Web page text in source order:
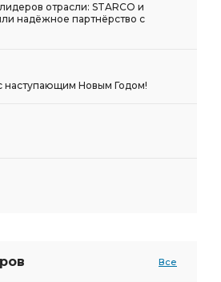
отрасли: STARCO и
надёжное партнёрство с
наступающим Новым Годом!
Все